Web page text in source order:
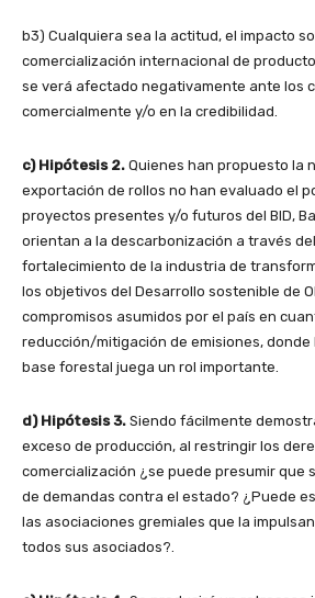
b3) Cualquiera sea la actitud, el impacto
comercialización internacional de
se verá afectado negativamente ante los
comercialmente y/o en la credibilidad.
c) Hipótesis 2. Quienes han propuesto la
exportación de rollos no han evaluado el
proyectos presentes y/o futuros del BID,
orientan a la descarbonización a través
fortalecimiento de la industria de
los objetivos del Desarrollo sostenible de
compromisos asumidos por el país en
reducción/mitigación de emisiones, donde
base forestal juega un rol importante.
d) Hipótesis 3. Siendo fácilmente
exceso de producción, al restringir los
comercialización ¿se puede presumir que
de demandas contra el estado? ¿Puede
las asociaciones gremiales que la
todos sus asociados?.